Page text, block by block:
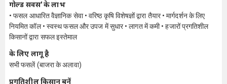
गोल्ड सर्विस' के लाभ
• फसल आधारित वैज्ञानिक सेवा • वरिष्ठ कृषि विशेषज्ञों द्वारा तैयार • मार्गदर्शन के लिए
नियमित कॉल • स्वस्थ फसल और उपज में सुधार • लागत में कमी • हजारों प्रगतिशील
किसानों द्वारा सफल इस्तेमाल
के लिए लागू है
सभी फसलें (बाजरा के अलावा)
प्रगतिशील किसान बनें